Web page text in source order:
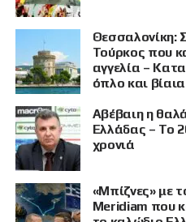
Θεσσαλονίκη:
Τούρκος που
αγγελία –
όπλο και
Αβέβαιη η
Ελλάδας – Το
χρονιά
«Μπίζνες» με
Meridiam που